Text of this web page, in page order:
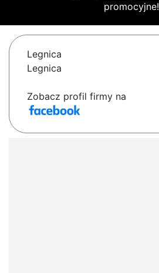
promocyjne!
Legnica
Legnica
Zobacz profil firmy na